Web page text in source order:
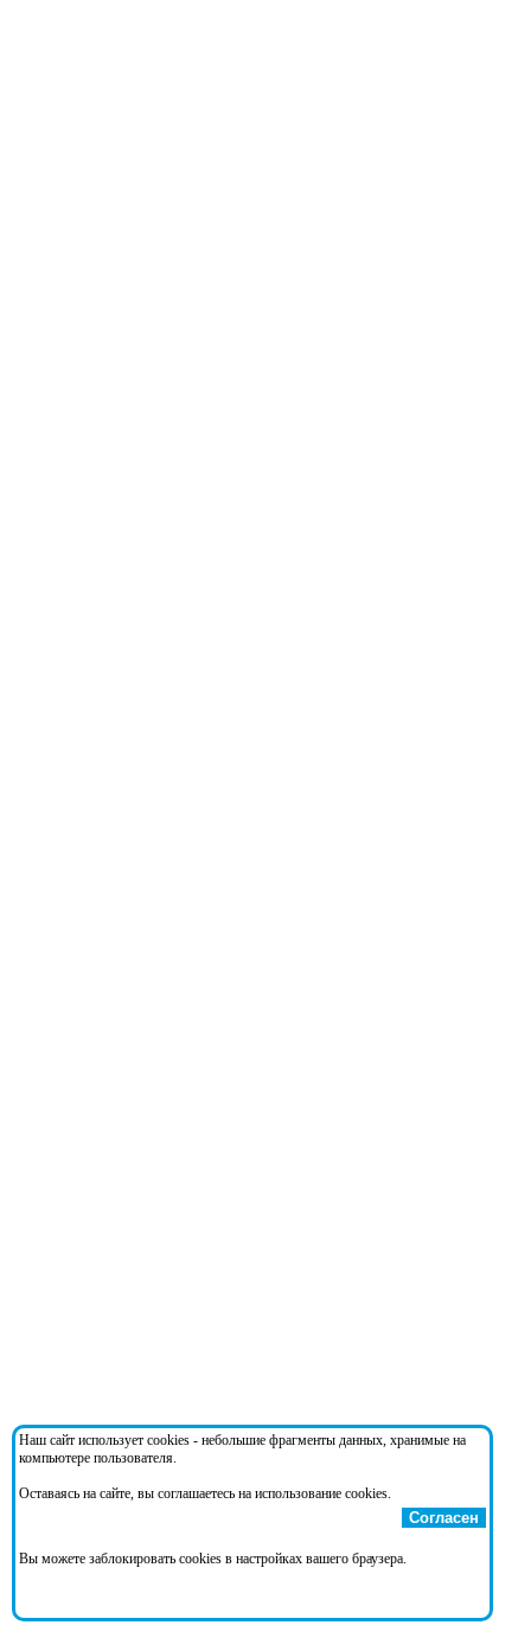
Наш сайт использует cookies - небольшие фрагменты данных, хранимые на
компьютере пользователя.
Оставаясь на сайте, вы соглашаетесь на использование cookies.
Согласен
Вы можете заблокировать cookies в настройках вашего браузера.